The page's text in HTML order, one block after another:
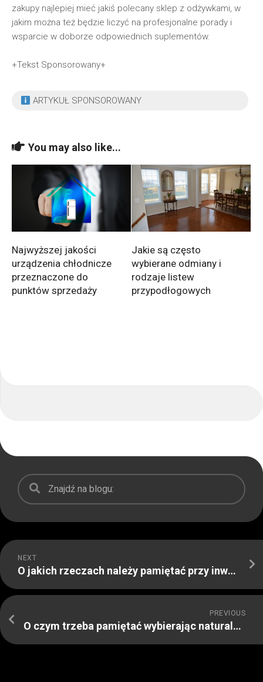
zakupy najlepiej mieć jakiś polecany sklep z odżywkami, w
jakim można też będzie liczyć na profesjonalne porady i
wsparcie w doborze odpowiednich suplementów.
+Tekst Sponsorowany+
ARTYKUŁ SPONSOROWANY
You may also like...
Najwyższej jakości
urządzenia chłodnicze
przeznaczone do
punktów sprzedaży
Jakie są często
wybierane odmiany i
rodzaje listew
przypodłogowych
NEXT
O jakich rzeczach należy pamiętać przy inwestycjach w kryptowaluty
PREVIOUS
O czym trzeba pamiętać wybierając naturalną choinkę